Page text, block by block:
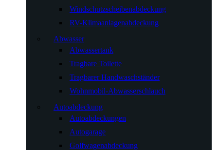
Windschutzscheibenabdeckung
RV-Klimaanlagenabdeckung
Abwasser
Abwassertank
Tragbare Toilette
Tragbarer Handwaschständer
Wohnmobil-Abwasserschlauch
Autoabdeckung
Autoabdeckungen
Autogarage
Golfwagenabdeckung